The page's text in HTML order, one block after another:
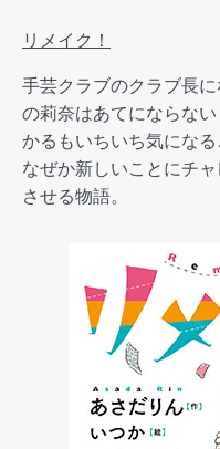
リメイク！
手芸クラブのクラブ長
の莉奈はあてにならな
かるもいちいち気にな
なぜか新しいことにチ
させる物語。